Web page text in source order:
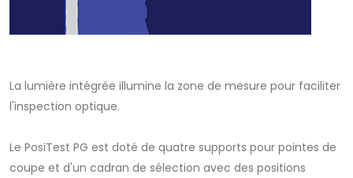
La lumière intégrée illumine la zone de mesure pour faciliter
l'inspection optique.
Le PosiTest PG est doté de quatre supports pour pointes de
coupe et d'un cadran de sélection avec des positions